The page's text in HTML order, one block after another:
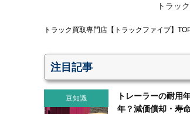
トラッ
注目記事
豆知識
トレーラーの耐用
年？減価償却・寿